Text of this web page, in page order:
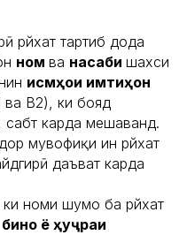
рӯйхат тартиб дода
ном ва насаби шахси
қисмҳои имтиҳон
ва B2), ки бояд
карда мешаванд.
мувофиқи ин рӯйхат
даъват карда
номи шумо ба рӯйхат
бино ё ҳуҷраи